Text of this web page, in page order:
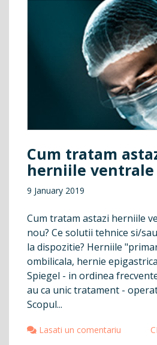
Cum tratam
herniile ventrale
9 January 2019
Cum tratam astazi herniile
nou? Ce solutii tehnice si/
la dispozitie? Herniile
ombilicala, hernie
Spiegel - in ordinea
au ca unic tratament -
Scopul...
Lasati un comentariu